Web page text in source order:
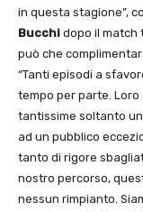
in questa stagione”,
Bucchi dopo il match
può che
“Tanti episodi a
tempo per parte.
tantissime soltanto
ad un pubblico
tanto di rigore
nostro percorso,
nessun rimpianto.